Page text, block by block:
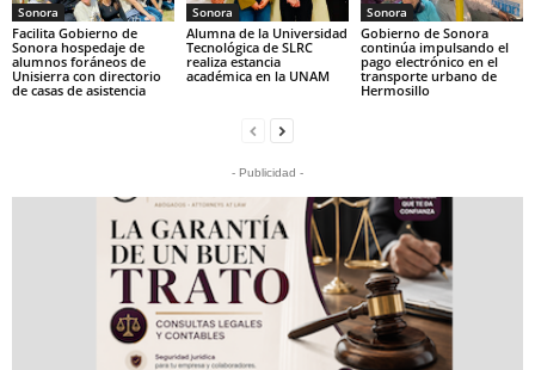
Sonora
Facilita Gobierno de
Sonora hospedaje de
alumnos foráneos de
Unisierra con directorio
de casas de asistencia
Sonora
Alumna de la Universidad
Tecnológica de SLRC
realiza estancia
académica en la UNAM
Sonora
Gobierno de Sonora
continúa impulsando el
pago electrónico en el
transporte urbano de
Hermosillo
- Publicidad -